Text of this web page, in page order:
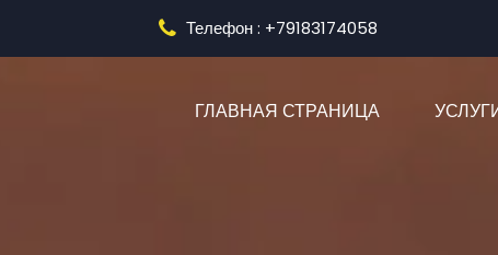
Телефон : +79183174058
ГЛАВНАЯ СТРАНИЦА(CURRENT)